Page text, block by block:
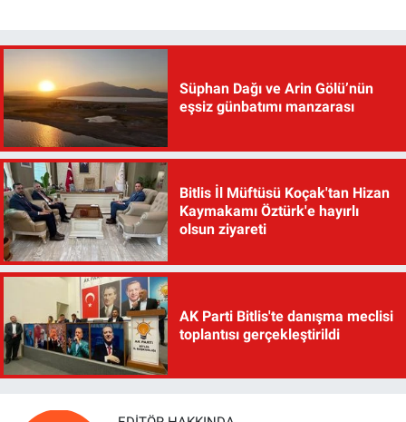
Süphan Dağı ve Arin Gölü’nün
eşsiz günbatımı manzarası
Bitlis İl Müftüsü Koçak'tan Hizan
Kaymakamı Öztürk'e hayırlı
olsun ziyareti
AK Parti Bitlis'te danışma meclisi
toplantısı gerçekleştirildi